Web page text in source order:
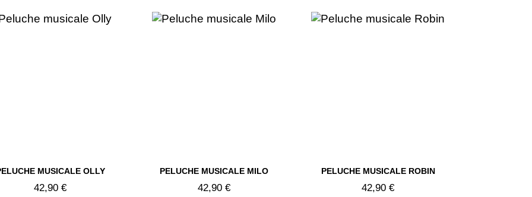
MUSICALE OLLY
42,90 €
Aperçu rapide PELUCHE MUSICALE MILO
42,90 €
Aperçu rapide PELUCHE MUSICALE ROBIN
42,90 €
Aperçu rapide